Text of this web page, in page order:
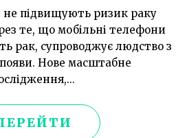
підвищують ризик раку
те, що мобільні телефони
рак, супроводжує людство з
Нове масштабне